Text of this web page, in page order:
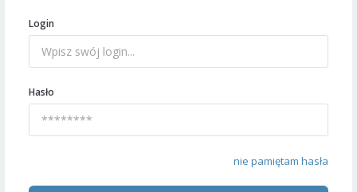
Login
Hasło
nie pamiętam hasła